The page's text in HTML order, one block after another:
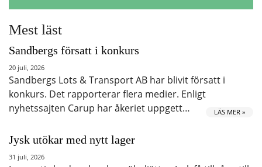
Mest läst
Sandbergs försatt i konkurs
20 juli, 2026
Sandbergs Lots & Transport AB har blivit försatt i
konkurs. Det rapporterar flera medier. Enligt
nyhetssajten Carup har åkeriet uppgett…
LÄS MER »
Jysk utökar med nytt lager
31 juli, 2026